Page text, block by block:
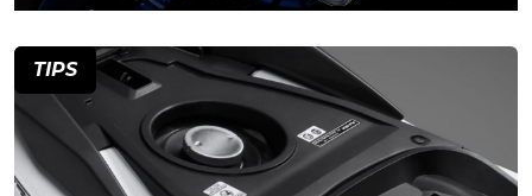
TIPS